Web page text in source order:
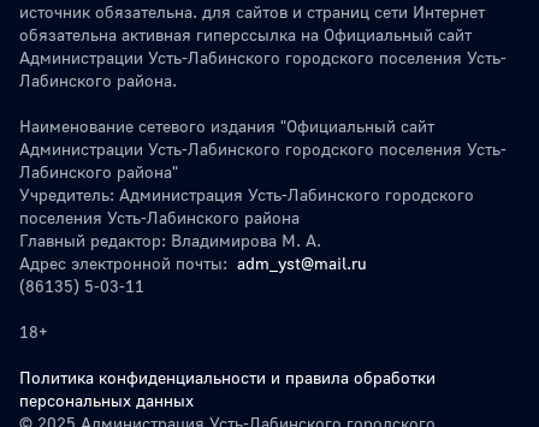
источник обязательна. для сайтов и страниц сети Интернет
обязательна активная гиперссылка на Официальный сайт
Администрации Усть-Лабинского городского поселения Усть-
Лабинского района.
Наименование сетевого издания "Официальный сайт
Администрации Усть-Лабинского городского поселения Усть-
Лабинского района"
Учредитель: Администрация Усть-Лабинского городского
поселения Усть-Лабинского района
Главный редактор: Владимирова М. А.
Адрес электронной почты: adm_yst@mail.ru
(86135) 5-03-11
18+
Политика конфиденциальности и правила обработки
персональных данных
© 2025 Администрация Усть-Лабинского городского